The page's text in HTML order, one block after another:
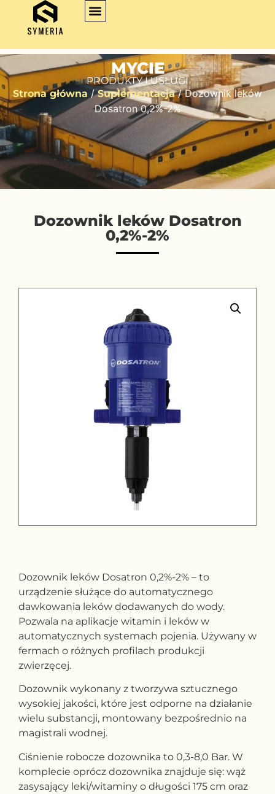
MYCIE
PRODUKTY I USŁUGI
Strona główna /Suplementacja/ Dozownik leków
Dosatron 0,2%-2%
Dozownik leków Dosatron
0,2%-2%
Dozownik leków Dosatron 0,2%-2% – to
urządzenie służące do automatycznego
dawkowania leków dodawanych do wody.
Pozwala na aplikacje witamin i leków w
automatycznych systemach pojenia. Używany w
fermach o różnych profilach produkcji
zwierzęcej.
Dozownik wykonany z tworzywa sztucznego
wysokiej jakości, które jest odporne na działanie
wielu substancji, montowany bezpośrednio na
magistrali wodnej.
Ciśnienie robocze dozownika to 0,3-8,0 Bar. W
komplecie oprócz dozownika znajduje się: wąż
zasysający leki/witaminy o długości 175 cm oraz